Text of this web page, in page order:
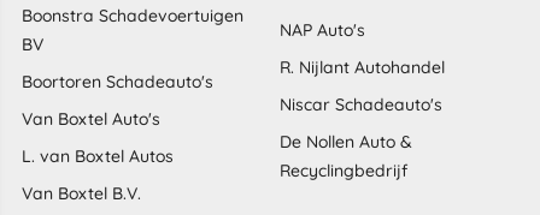
Boonstra Schadevoertuigen
BV
Boortoren Schadeauto's
Van Boxtel Auto's
L. van Boxtel Autos
Van Boxtel B.V.
NAP Auto's
R. Nijlant Autohandel
Niscar Schadeauto's
De Nollen Auto &
Recyclingbedrijf